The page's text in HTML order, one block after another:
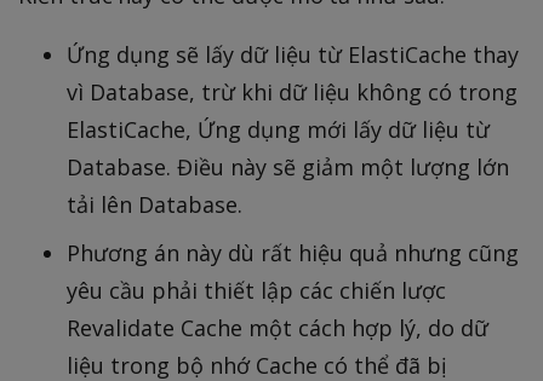
Ứng dụng sẽ lấy dữ liệu từ ElastiCache thay
vì Database, trừ khi dữ liệu không có trong
ElastiCache, Ứng dụng mới lấy dữ liệu từ
Database. Điều này sẽ giảm một lượng lớn
tải lên Database.
Phương án này dù rất hiệu quả nhưng cũng
yêu cầu phải thiết lập các chiến lược
Revalidate Cache một cách hợp lý, do dữ
liệu trong bộ nhớ Cache có thể đã bị